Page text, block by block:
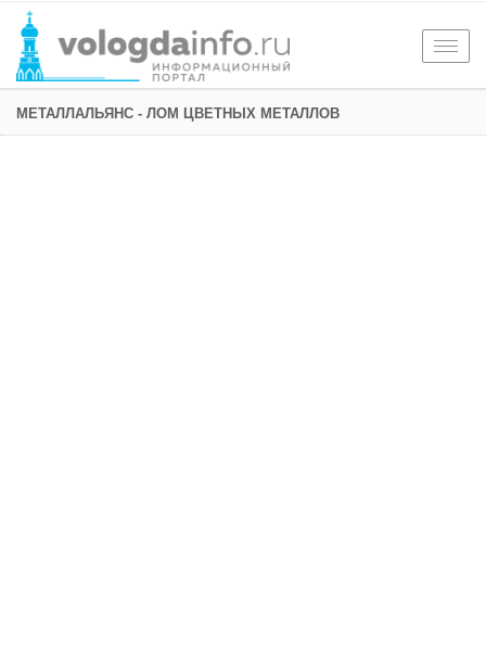
МЕТАЛЛАЛЬЯНС - ЛОМ ЦВЕТНЫХ МЕТАЛЛОВ